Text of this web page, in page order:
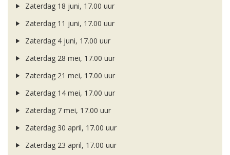
Zaterdag 18 juni, 17.00 uur
Zaterdag 11 juni, 17.00 uur
Zaterdag 4 juni, 17.00 uur
Zaterdag 28 mei, 17.00 uur
Zaterdag 21 mei, 17.00 uur
Zaterdag 14 mei, 17.00 uur
Zaterdag 7 mei, 17.00 uur
Zaterdag 30 april, 17.00 uur
Zaterdag 23 april, 17.00 uur